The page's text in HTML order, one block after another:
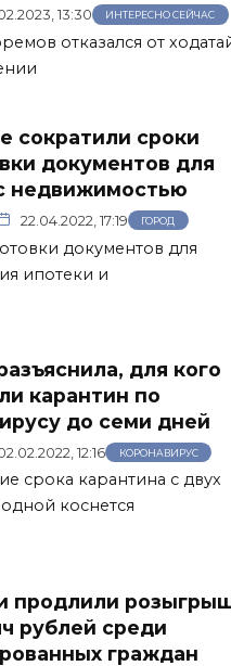
13:30 ИНТЕРЕСНО СЕЙЧАС
отказался от
сократили сроки
документов для
недвижимостью
22.04.2022, 17:19 ГОРОД
документов для
ипотеки и
для кого
карантин по
до семи дней
12:16 КОРОНАВИРУС
срока карантина с двух
коснется
продлили
рублей среди
граждан